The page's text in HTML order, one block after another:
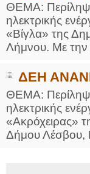
ΘΕΜΑ:
ηλεκτρικής
«Βίγλα» της
Λήμνου. Με την
ΔΕΗ
ΘΕΜΑ:
ηλεκτρικής
«Ακρόχειρας»
Δήμου Λέσβου,